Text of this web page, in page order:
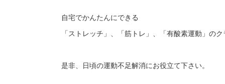
自宅でかんたんにできる
「ストレッチ」、「筋トレ」、「有酸素運動」の
是非、日頃の運動不足解消にお役立て下さい。